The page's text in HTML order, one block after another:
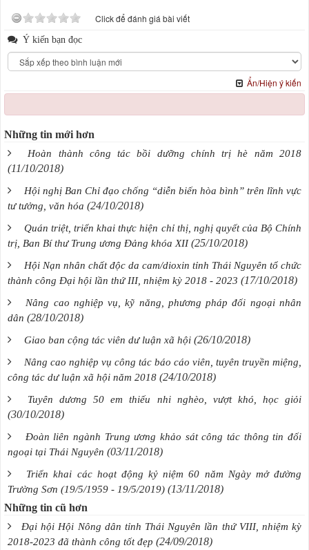
Click để đánh giá bài viết
Ý kiến bạn đọc
Ẩn/Hiện ý kiến
Những tin mới hơn
Hoàn thành công tác bồi dưỡng chính trị hè năm 2018
(11/10/2018)
Hội nghị Ban Chỉ đạo chống “diễn biến hòa bình” trên lĩnh vực
tư tưởng, văn hóa (24/10/2018)
Quán triệt, triển khai thực hiện chỉ thị, nghị quyết của Bộ Chính
trị, Ban Bí thư Trung ương Đảng khóa XII (25/10/2018)
Hội Nạn nhân chất độc da cam/dioxin tỉnh Thái Nguyên tổ chức
thành công Đại hội lần thứ III, nhiệm kỳ 2018 - 2023 (17/10/2018)
Nâng cao nghiệp vụ, kỹ năng, phương pháp đối ngoại nhân
dân (28/10/2018)
Giao ban cộng tác viên dư luận xã hội (26/10/2018)
Nâng cao nghiệp vụ công tác báo cáo viên, tuyên truyền miệng,
công tác dư luận xã hội năm 2018 (24/10/2018)
Tuyên dương 50 em thiếu nhi nghèo, vượt khó, học giỏi
(30/10/2018)
Đoàn liên ngành Trung ương khảo sát công tác thông tin đối
ngoại tại Thái Nguyên (03/11/2018)
Triển khai các hoạt động kỷ niệm 60 năm Ngày mở đường
Trường Sơn (19/5/1959 - 19/5/2019) (13/11/2018)
Những tin cũ hơn
Đại hội Hội Nông dân tỉnh Thái Nguyên lần thứ VIII, nhiệm kỳ
2018-2023 đã thành công tốt đẹp (24/09/2018)